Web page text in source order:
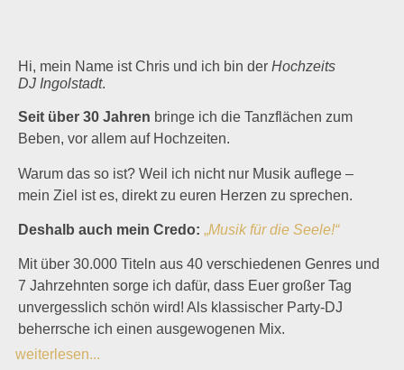
Hi, mein Name ist Chris und ich bin der Hochzeits
DJ Ingolstadt.
Seit über 30 Jahren bringe ich die Tanzflächen zum
Beben, vor allem auf Hochzeiten.
Warum das so ist? Weil ich nicht nur Musik auflege –
mein Ziel ist es, direkt zu euren Herzen zu sprechen.
Deshalb auch mein Credo: „Musik für die Seele!“
Mit über 30.000 Titeln aus 40 verschiedenen Genres und
7 Jahrzehnten sorge ich dafür, dass Euer großer Tag
unvergesslich schön wird! Als klassischer Party-DJ
beherrsche ich einen ausgewogenen Mix.
weiterlesen...